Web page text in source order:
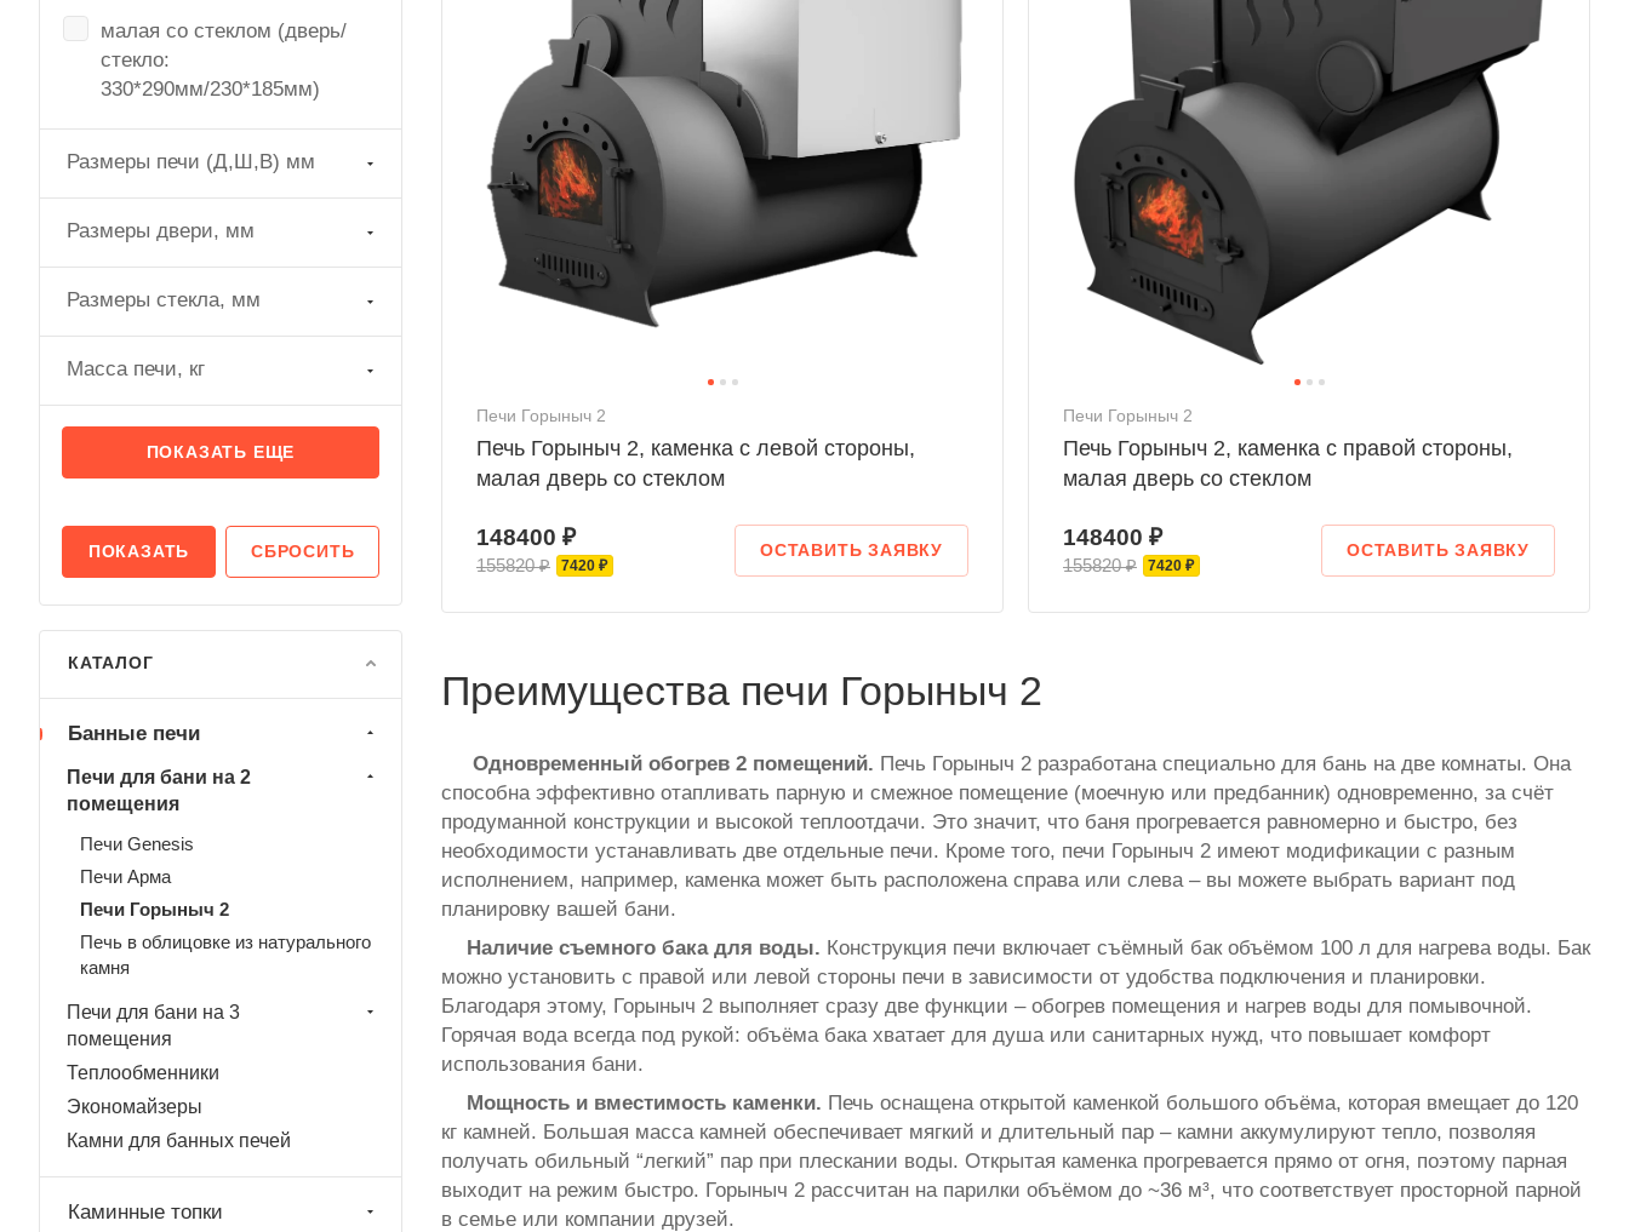
Печи Горыныч 2
Печь Горыныч 2, каменка с левой стороны,
малая дверь со стеклом
148400 ₽
155820 ₽ 7420 ₽
ОСТАВИТЬ ЗАЯВКУ
Печи Горыныч 2
Печь Горыныч 2, каменка с правой стороны,
малая дверь со стеклом
148400 ₽
155820 ₽ 7420 ₽
ОСТАВИТЬ ЗАЯВКУ
Преимущества печи Горыныч 2
Одновременный обогрев 2 помещений. Печь Горыныч 2 разработана специально для бань на две комнаты. Она
способна эффективно отапливать парную и смежное помещение (моечную или предбанник) одновременно, за счёт
продуманной конструкции и высокой теплоотдачи. Это значит, что баня прогревается равномерно и быстро, без
необходимости устанавливать две отдельные печи. Кроме того, печи Горыныч 2 имеют модификации с разным
исполнением, например, каменка может быть расположена справа или слева – вы можете выбрать вариант под
планировку вашей бани.
Наличие съемного бака для воды. Конструкция печи включает съёмный бак объёмом 100 л для нагрева воды. Бак
можно установить с правой или левой стороны печи в зависимости от удобства подключения и планировки.
Благодаря этому, Горыныч 2 выполняет сразу две функции – обогрев помещения и нагрев воды для помывочной.
Горячая вода всегда под рукой: объёма бака хватает для душа или санитарных нужд, что повышает комфорт
использования бани.
Мощность и вместимость каменки. Печь оснащена открытой каменкой большого объёма, которая вмещает до 120
кг камней. Большая масса камней обеспечивает мягкий и длительный пар – камни аккумулируют тепло, позволяя
получать обильный “легкий” пар при плескании воды. Открытая каменка прогревается прямо от огня, поэтому парная
выходит на режим быстро. Горыныч 2 рассчитан на парилки объёмом до ~36 м³, что соответствует просторной парной
в семье или компании друзей.
малая со стеклом (дверь/
стекло:
330*290мм/230*185мм)
Размеры печи (Д,Ш,В) мм
Размеры двери, мм
Размеры стекла, мм
Масса печи, кг
ПОКАЗАТЬ ЕЩЕ
СБРОСИТЬ
КАТАЛОГ
Банные печи
Печи для бани на 2
помещения
Печи Genesis
Печи Арма
Печи Горыныч 2
Печь в облицовке из натурального
камня
Печи для бани на 3
помещения
Теплообменники
Экономайзеры
Камни для банных печей
Каминные топки